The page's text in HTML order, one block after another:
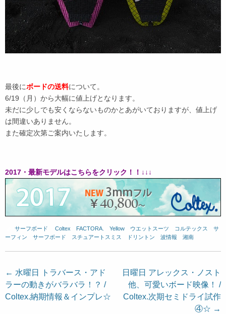
最後にボードの送料について。
6/19（月）から大幅に値上げとなります。
未だに少しでも安くならないものかとあがいておりますが、値上げ
は間違いありません。
また確定次第ご案内いたします。
2017・最新モデルはこちらをクリック！！↓↓↓
サーフボード Coltex FACTORA. Yellow ウエットスーツ コルテックス
サ
ーフィン
サーフボード スチュアートスミス ドリントン 波情報 湘南
投
稿
ナ
← 水曜日 トラバース・アド
ラーの動きがバラバラ！？ /
Coltex.納期情報＆インプレ☆
日曜日 アレックス・ノスト
他、可愛いボード映像！ /
Coltex.次期セミドライ試作
④☆ →